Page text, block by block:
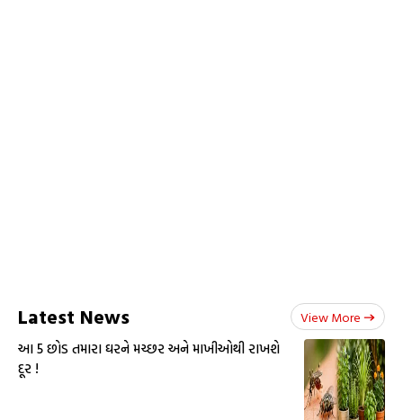
Latest News View More
આ 5 છોડ તમારા ઘરને મચ્છર અને માખીઓથી રાખશે
દૂર !